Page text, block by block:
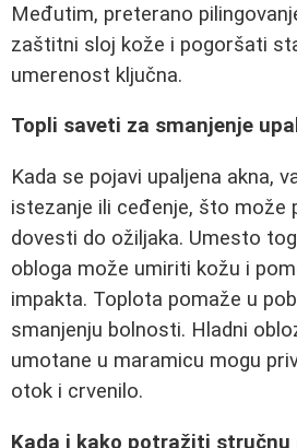
Međutim, preterano
zaštitni sloj kože i pogoršati
umerenost ključna.
Topli saveti za smanjenje
Kada se pojavi upaljena akna,
istezanje ili ceđenje, što može
dovesti do ožiljaka. Umesto
obloga može umiriti kožu i
impakta. Toplota pomaže u
smanjenju bolnosti. Hladni
umotane u maramicu mogu
otok i crvenilo.
Kada i kako potražiti stručnu